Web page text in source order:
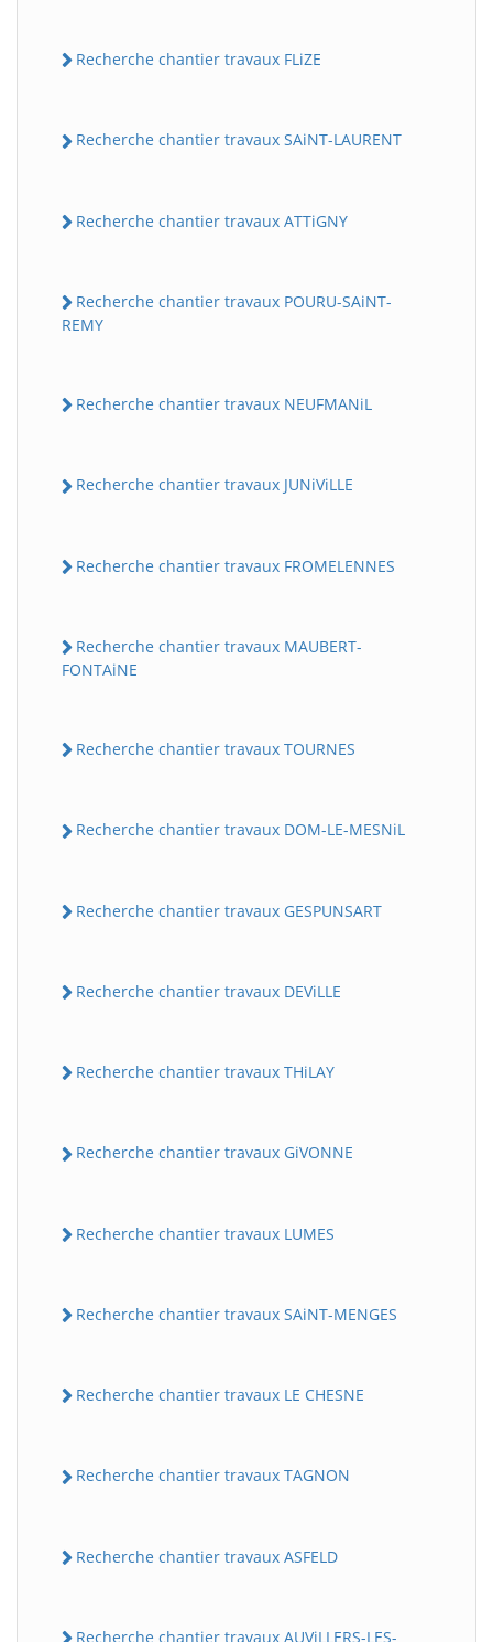
Recherche chantier travaux FLiZE
Recherche chantier travaux SAiNT-LAURENT
Recherche chantier travaux ATTiGNY
Recherche chantier travaux POURU-SAiNT-
REMY
Recherche chantier travaux NEUFMANiL
Recherche chantier travaux JUNiViLLE
Recherche chantier travaux FROMELENNES
Recherche chantier travaux MAUBERT-
FONTAiNE
Recherche chantier travaux TOURNES
Recherche chantier travaux DOM-LE-MESNiL
Recherche chantier travaux GESPUNSART
Recherche chantier travaux DEViLLE
Recherche chantier travaux THiLAY
Recherche chantier travaux GiVONNE
Recherche chantier travaux LUMES
Recherche chantier travaux SAiNT-MENGES
Recherche chantier travaux LE CHESNE
Recherche chantier travaux TAGNON
Recherche chantier travaux ASFELD
Recherche chantier travaux AUViLLERS-LES-